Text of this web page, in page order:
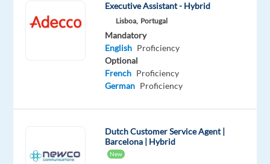
English
Intermediate
anymore.
Executive Assistant - Hybrid
Lisboa, Portugal
Mandatory
English Proficiency
Optional
French Proficiency
German Proficiency
Dutch Customer Service Agent |
Barcelona | Hybrid
New